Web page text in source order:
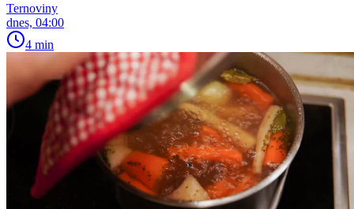
Ternoviny
dnes, 04:00
4 min